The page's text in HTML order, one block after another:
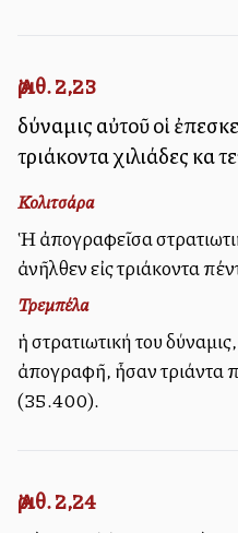
Ἀριθ. 2,23
δύναμις αὐτοῦ οἱ
τριάκοντα χιλιάδες καὶ
Κολιτσάρα
Ἡ ἀπογραφεῖσα
ἀνῆλθεν εἰς τριάκοντα
Τρεμπέλα
ἡ στρατιωτική του
ἀπογραφῆ, ἦσαν τριάντα
(35.400).
Ἀριθ. 2,24